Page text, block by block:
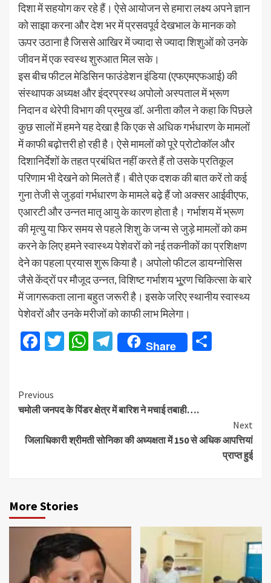
दिशा में सहयोग कर रहे हैं। ऐसे आयोजन से हमारा लक्ष्य अपने ज्ञान
को साझा करना और देश भर में प्रसवपूर्व देखभाल के मानक को
ऊपर उठाना है जिससे आखिर में ज्यादा से ज्यादा शिशुओं को उनके
जीवन में एक स्वस्थ शुरुआत मिल सके।
इस बीच फीटल मेडिसिन फाउंडेशन इंडिया (एफएमएफआई) की
संस्थापक अध्यक्ष और इंद्रप्रस्थ अपोलो अस्पताल में भ्रूण
निदान व थेरेपी विभाग की प्रमुख डॉ. अनीता कौल ने कहा कि पिछले
कुछ सालों में हमने यह देखा है कि एक से अधिक गर्भधारण के मामलों
में काफी बढ़ोत्तरी हो रही है। ऐसे मामलों को पूरे प्रोटोकॉल और
दिशानिर्देशों के तहत प्रबंधित नहीं करते हैं तो उसके प्रतिकूल
परिणाम भी देखने को मिलते हैं। बीते एक दशक की बात करें तो कई
गुना तेजी से जुड़वां गर्भधारण के मामले बढ़े हैं जो अक्सर आईवीएफ,
एआरटी और उन्नत मातृ आयु के कारण होता है। गर्भाशय में भ्रूण
की मृत्यु या फिर समय से पहले शिशु के जन्म से जुड़े मामलों को कम
करने के लिए हमने स्वास्थ्य पेशेवरों को नई तकनीकों का प्रशिक्षण
देने का पहला प्रयास शुरू किया है। अपोलो फीटल डायग्नोसिस
जैसे केंद्रों पर मौजूद उन्नत, विशिष्ट गर्भाशय भू्रण चिकित्सा के बारे
में जागरूकता लाना बहुत जरूरी है। इसके जरिए स्थानीय स्वास्थ्य
पेशेवरों और उनके मरीजों को काफी लाभ मिलेगा।
Facebook
TwitterWhatsApp
Telegram
Share
Continue
Reading
Previous
चमोली जनपद के पिंडर क्षेत्र में बारिश ने मचाई तबाही….
Next
जिलाधिकारी श्रीमती सोनिका की अध्यक्षता में 150 से अधिक आपत्तियां
प्राप्त हुई
More Stories